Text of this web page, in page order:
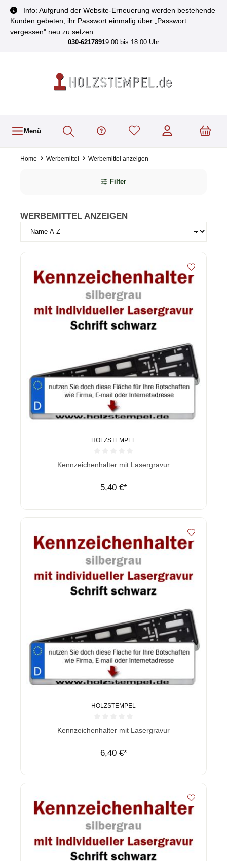
springen
Info: Aufgrund der Website-Erneuerung werden bestehende
Kunden gebeten, ihr Passwort einmalig über „ Passwort
vergessen" neu zu setzen.
030-62178919:00 bis 18:00 Uhr
Menü
Home Werbemittel Werbemittel anzeigen
Filter
WERBEMITTEL ANZEIGEN
HOLZSTEMPEL
Durchschnittliche Bewertung von 0 von 5 Sternen
Kennzeichenhalter mit Lasergravur
5,40 €*
HOLZSTEMPEL
Durchschnittliche Bewertung von 0 von 5 Sternen
Kennzeichenhalter mit Lasergravur
6,40 €*